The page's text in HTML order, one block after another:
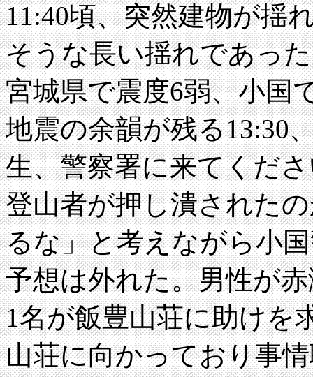
11:40頃、突然建物が揺
そうな長い揺れであっ
宮城県で震度6弱、小国
地震の余韻が残る13:30
生、警察署に来てくだ
登山者が押し潰された
るな」と考えながら小
予想は外れた。男性が
1名が飯豊山荘に助けを
山荘に向かっており事